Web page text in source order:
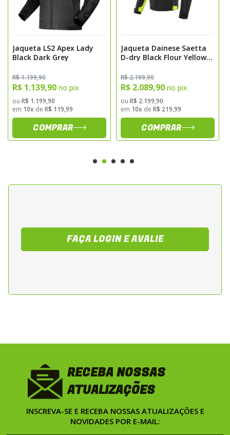
Jaqueta LS2 Apex Lady
Black Dark Grey
R$ 1.199,90
R$ 1.139,90 no pix
ou R$ 1.199,90
em 10x de R$ 119,99
COMPRAR
Jaqueta Dainese Saetta
D-dry Black Flour Yellow
R$ 2.199,90
R$ 2.089,90 no pix
ou R$ 2.199,90
em 10x de R$ 219,99
COMPRAR
FAÇA LOGIN E AVALIE
RECEBA NOSSAS
ATUALIZAÇÕES
INSCREVA-SE E RECEBA NOSSAS ATUALIZAÇÕES E
NOVIDADES POR E-MAIL: